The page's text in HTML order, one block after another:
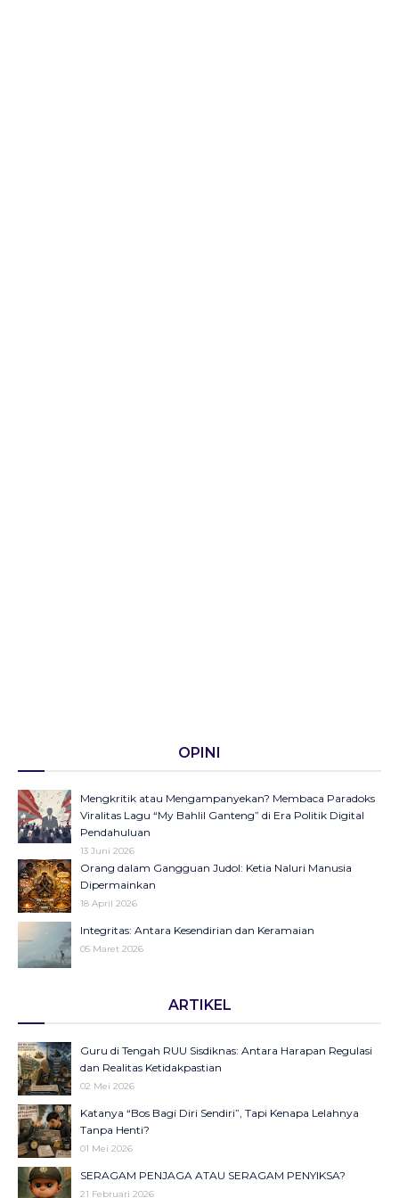
OPINI
Mengkritik atau Mengampanyekan? Membaca Paradoks
Viralitas Lagu “My Bahlil Ganteng” di Era Politik Digital
Pendahuluan
13 Juni 2026
Orang dalam Gangguan Judol: Ketia Naluri Manusia
Dipermainkan
18 April 2026
Integritas: Antara Kesendirian dan Keramaian
05 Maret 2026
Panggung Radio Serta Podcast sebagai Seruan Kesehatan
23 Desember 2025
Objektifikasi di Balik Fenomena Akun ‘UIN WS Cantik’ dan
Makna Strategis dan Transformasi Hari Santri Nasional
22 Oktober 2025
ARTIKEL
Guru di Tengah RUU Sisdiknas: Antara Harapan Regulasi
dan Realitas Ketidakpastian
02 Mei 2026
Katanya “Bos Bagi Diri Sendiri”, Tapi Kenapa Lelahnya
Tanpa Henti?
01 Mei 2026
SERAGAM PENJAGA ATAU SERAGAM PENYIKSA?
21 Februari 2026